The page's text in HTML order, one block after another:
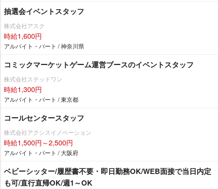
抽選会イベントスタッフ
株式会社アスク
時給1,600円
アルバイト・パート / 神奈川県
コミックマーケットゲーム運営ブースのイベントスタッフ
株式会社ステッドワン
時給1,300円
アルバイト・パート / 東京都
コールセンタースタッフ
株式会社アクシスイノベーション
時給1,500円～2,500円
アルバイト・パート / 大阪府
ベビーシッター/履歴書不要・即日勤務OK/WEB面接で当日内定
も可/直行直帰OK/週1～OK